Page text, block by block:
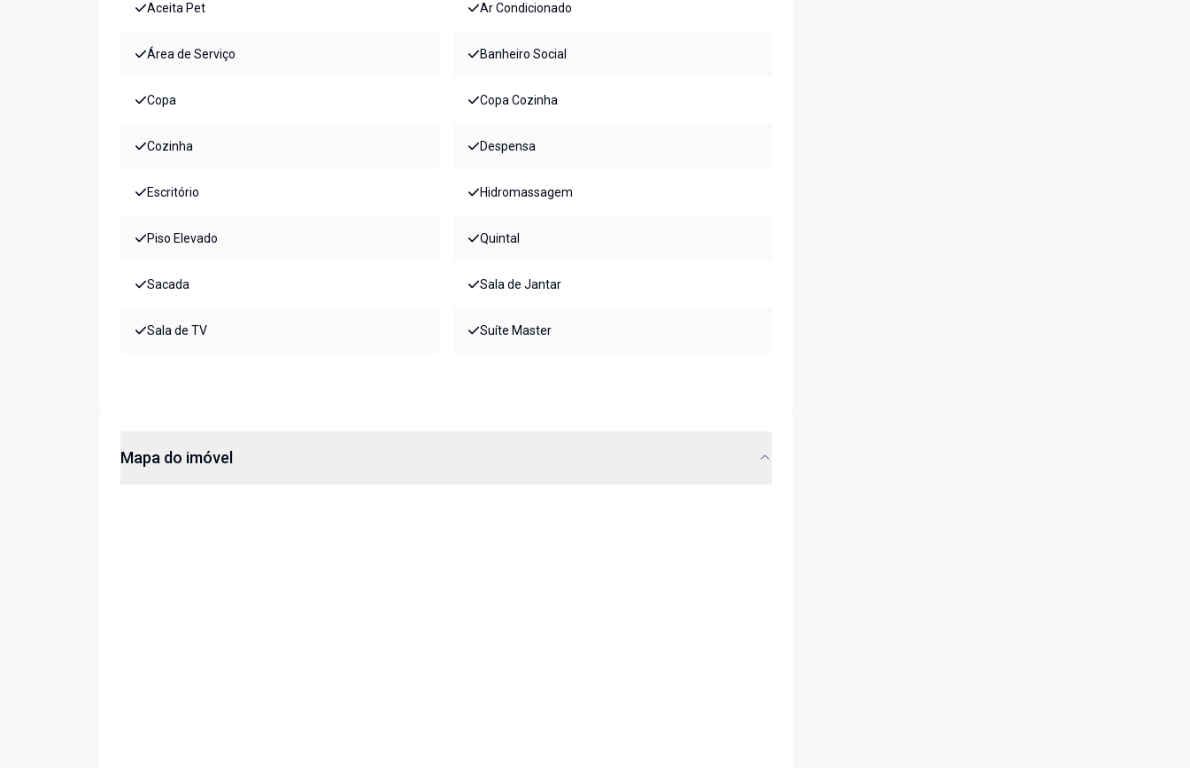
Aceita Pet Ar Condicionado
Área de Serviço Banheiro Social
Copa Copa Cozinha
Cozinha Despensa
Escritório Hidromassagem
Piso Elevado Quintal
Sacada Sala de Jantar
Sala de TV Suíte Master
Mapa do imóvel